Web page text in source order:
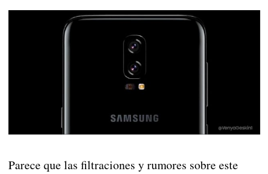
Parece que las filtraciones y rumores sobre este